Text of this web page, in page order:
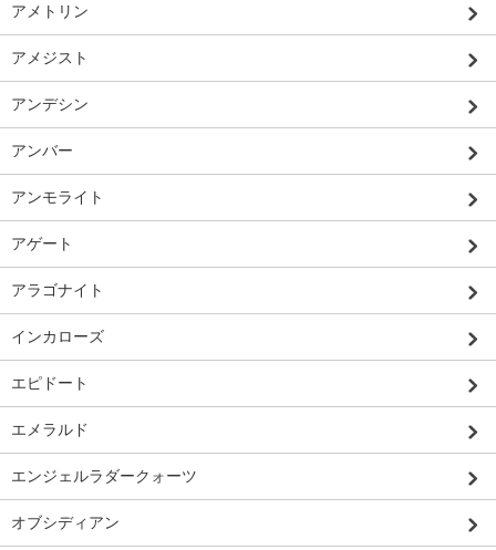
アメトリン
アメジスト
アンデシン
アンバー
アンモライト
アゲート
アラゴナイト
インカローズ
エピドート
エメラルド
エンジェルラダークォーツ
オブシディアン